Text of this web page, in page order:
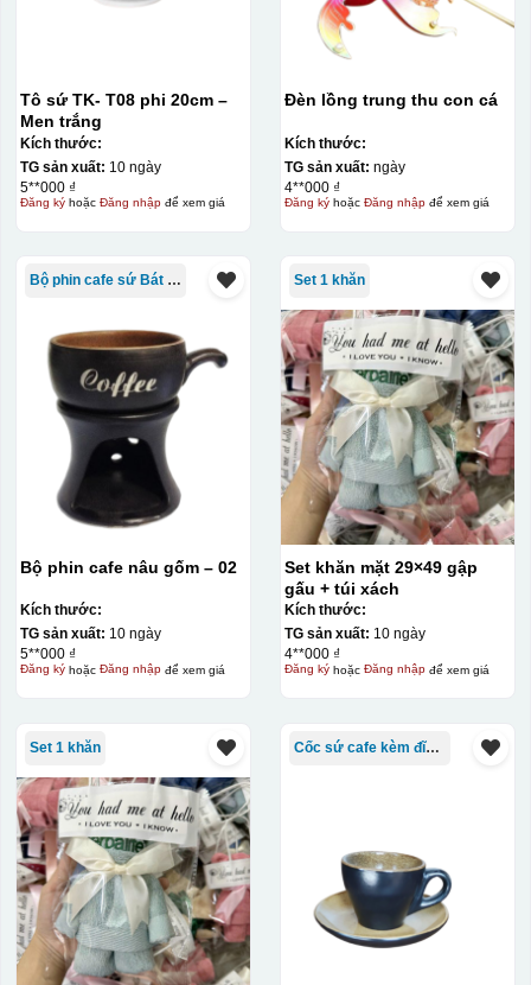
Tô sứ TK- T08 phi 20cm –
Men trắng
Kích thước:
TG sản xuất: 10 ngày
5**000 ₫
Đăng kýhoặc Đăng nhậpđể xem giá
Đèn lồng trung thu con cá
Kích thước:
TG sản xuất: ngày
4**000 ₫
Đăng kýhoặc Đăng nhậpđể xem giá
Bộ phin cafe sứ Bát Tràng
Bộ phin cafe nâu gốm – 02
Kích thước:
TG sản xuất: 10 ngày
5**000 ₫
Đăng kýhoặc Đăng nhậpđể xem giá
Set 1 khăn
Set khăn mặt 29×49 gập
gấu + túi xách
Kích thước:
TG sản xuất: 10 ngày
4**000 ₫
Đăng kýhoặc Đăng nhậpđể xem giá
Set 1 khăn Cốc sứ cafe kèm đĩa Bát Tràng